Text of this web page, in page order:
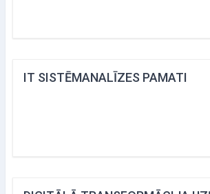
IT SISTĒMANALĪZES PAMATI